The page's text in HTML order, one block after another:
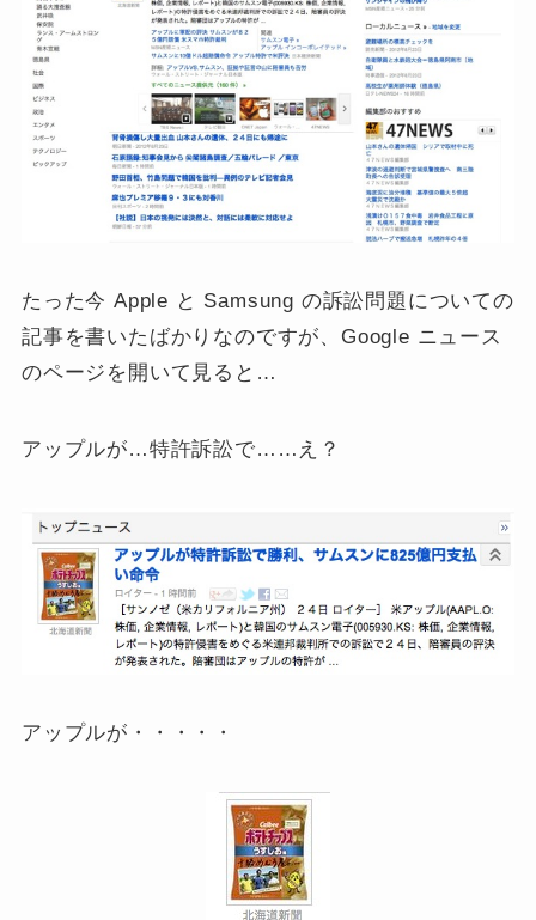
たった今 Apple と Samsung の訴訟問題についての
記事を書いたばかりなのですが、Google ニュース
のページを開いて見ると…
アップルが…特許訴訟で……え？
アップルが・・・・・